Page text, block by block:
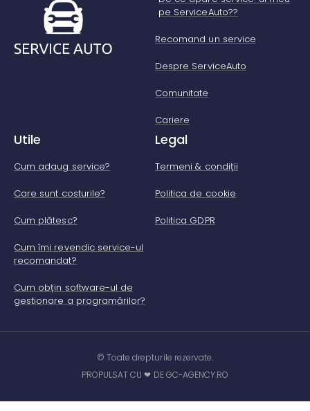
pe ServiceAuto??
Recomand un service
Despre ServiceAuto
Comunitate
Cariere
Utile
Cum adaug service?
Care sunt costurile?
Cum plătesc?
Cum îmi revendic service-ul
recomandat?
Cum obțin software-ul de
gestionare a programărilor?
Legal
Termeni & condiții
Politica de cookie
Politica GDPR
© Toate drepturile rezervate.
PROPULSAT CU ❤ DE GC-AGENCY.RO